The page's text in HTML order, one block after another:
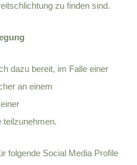
zu finden sind.
dazu bereit, im Falle einer
an einem
teilzunehmen.
folgende Social Media Profile